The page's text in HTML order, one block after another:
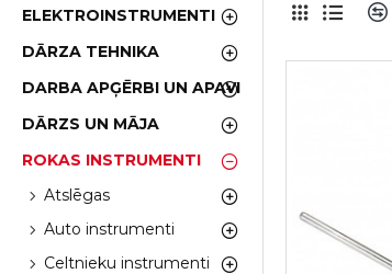
ELEKTROINSTRUMENTI
DĀRZA TEHNIKA
DARBA APĢĒRBI UN APAVI
DĀRZS UN MĀJA
ROKAS INSTRUMENTI
Atslēgas
Auto instrumenti
Celtnieku instrumenti